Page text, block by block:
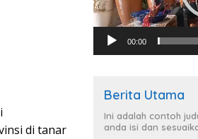
di tanar
00:00
Berita Utama
Ini adalah contoh
anda isi dan